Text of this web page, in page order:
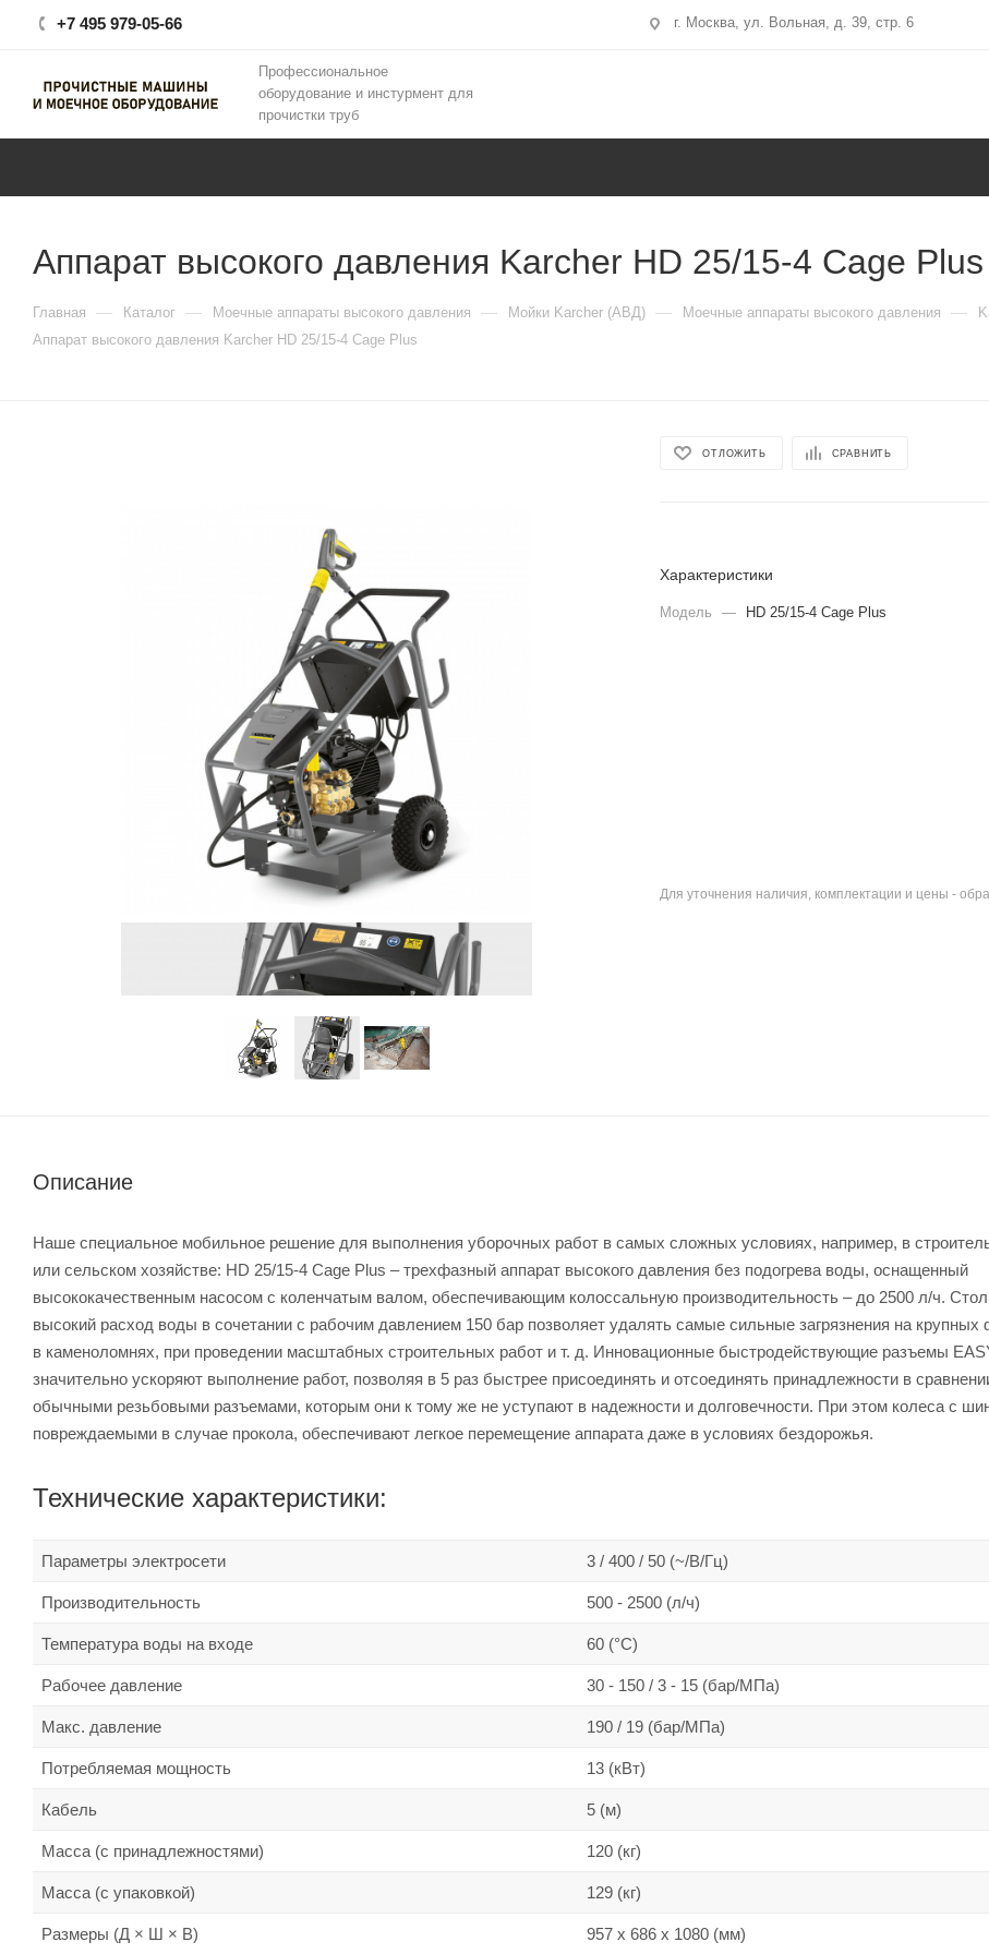
+7 495 979-05-66 г. Москва, ул. Вольная, д. 39, стр. 6
Профессиональное
оборудование и инстурмент для
прочистки труб
Аппарат высокого давления Karcher HD 25/15-4 Cage Plus
Главная — Каталог — Моечные аппараты высокого давления — Мойки Karcher (АВД) — Моечные аппараты высокого давления —
Аппарат высокого давления Karcher HD 25/15-4 Cage Plus
ОТЛОЖИТЬ СРАВНИТЬ
Характеристики
Модель — HD 25/15-4 Cage Plus
Для уточнения наличия, комплектации и цены -
Описание
Наше специальное мобильное решение для выполнения уборочных работ в самых сложных условиях, например, в
или сельском хозяйстве: HD 25/15-4 Cage Plus – трехфазный аппарат высокого давления без подогрева воды, оснащенный
высококачественным насосом с коленчатым валом, обеспечивающим колоссальную производительность – до 2500 л/ч.
высокий расход воды в сочетании с рабочим давлением 150 бар позволяет удалять самые сильные загрязнения на крупных
в каменоломнях, при проведении масштабных строительных работ и т. д. Инновационные быстродействующие разъемы
значительно ускоряют выполнение работ, позволяя в 5 раз быстрее присоединять и отсоединять принадлежности в
обычными резьбовыми разъемами, которым они к тому же не уступают в надежности и долговечности. При этом колеса с
повреждаемыми в случае прокола, обеспечивают легкое перемещение аппарата даже в условиях бездорожья.
Технические характеристики:
Параметры электросети 3 / 400 / 50 (~/В/Гц)
Производительность 500 - 2500 (л/ч)
Температура воды на входе 60 (°C)
Рабочее давление 30 - 150 / 3 - 15 (бар/МПа)
Макс. давление 190 / 19 (бар/МПа)
Потребляемая мощность 13 (кВт)
Кабель 5 (м)
Масса (с принадлежностями) 120 (кг)
Масса (с упаковкой) 129 (кг)
Размеры (Д × Ш × В) 957 x 686 x 1080 (мм)